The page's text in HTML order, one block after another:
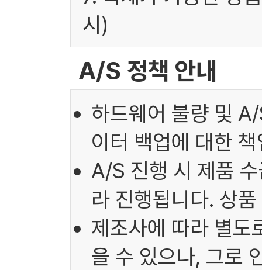
시)
A/S 정책 안내
하드웨어 불량 및
이터 백업에 대한
A/S 진행 시 제품
라 진행됩니다. 상
제조사에 따라 별
을 수 있으나, 그로